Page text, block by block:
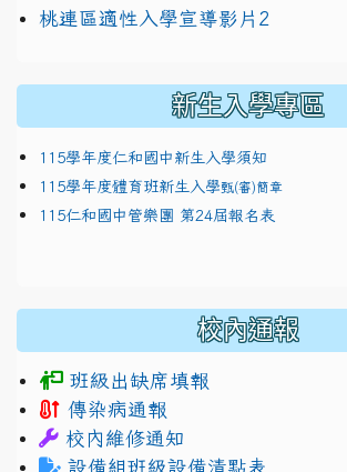
link to https://docs.google.com/
桃連區適性入學宣導影片2
新生入學專區
115學年度仁和國中新生入學須知
115學年度體育班新生入學甄(審)簡章
115仁和國中管樂團 第24屆報名表
校內通報
班級出缺席填報
傳染病通報
校內維修通知
設備組班級設備清點表